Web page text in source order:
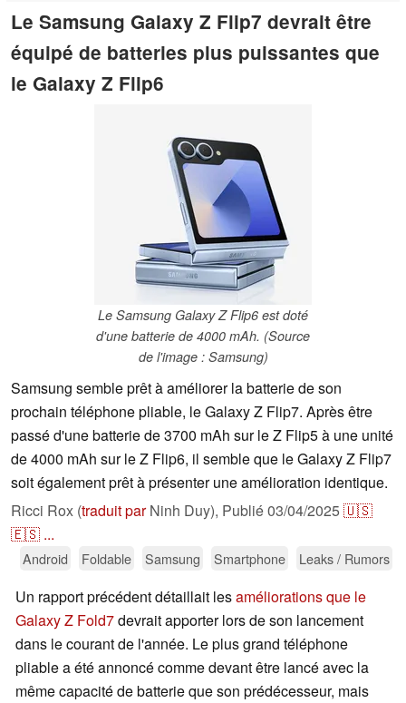
Le Samsung Galaxy Z Flip7 devrait être
équipé de batteries plus puissantes que
le Galaxy Z Flip6
Le Samsung Galaxy Z Flip6 est doté
d'une batterie de 4000 mAh. (Source
de l'image : Samsung)
Samsung semble prêt à améliorer la batterie de son
prochain téléphone pliable, le Galaxy Z Flip7. Après être
passé d'une batterie de 3700 mAh sur le Z Flip5 à une unité
de 4000 mAh sur le Z Flip6, il semble que le Galaxy Z Flip7
soit également prêt à présenter une amélioration identique.
Ricci Rox (traduit parNinh Duy), Publié03/04/2025🇺🇸
🇪🇸 ...
Android Foldable Samsung Smartphone Leaks / Rumors
Un rapport précédent détaillait lesaméliorations que le
Galaxy Z Fold7devrait apporter lors de son lancement
dans le courant de l'année. Le plus grand téléphone
pliable a été annoncé comme devant être lancé avec la
même capacité de batterie que son prédécesseur, mais